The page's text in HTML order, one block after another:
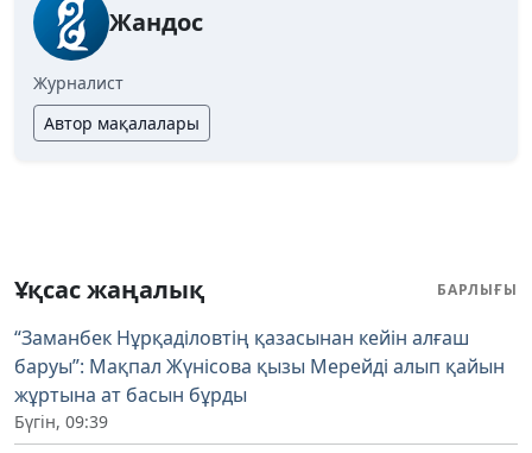
Жандос
Журналист
Автор мақалалары
Ұқсас жаңалық БАРЛЫҒЫ
“Заманбек Нұрқаділовтің қазасынан кейін алғаш
баруы”: Мақпал Жүнісова қызы Мерейді алып қайын
жұртына ат басын бұрды
Бүгін, 09:39